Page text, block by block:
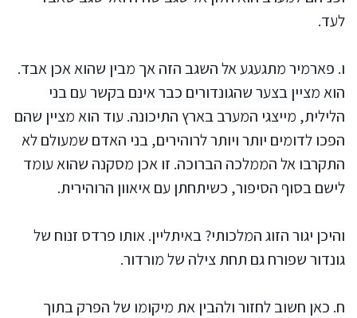
לעד.
ו. פארמיר מתגעגע אל השגב הזה אך מבין שהוא אכן אבד.
הוא מציין בצער שהגונדורים כבר אינם בקשר עם בני
הלילית, מייצגי המערב בארץ התיכונה. עוד הוא מציין שהם
הפכו לדומים יותר ויותר לרוהירים, בני האדם שמעולם לא
התקרבו אל הממלכה הברוכה. זו אכן מסקנה שהוא עומד
לישם בסוף הסיפור, כשיתחתן עם איאוון הרוהירית.
והיכן יגור הזוג המלכותי? באיתליין. אותו פרדס זנוח של
גונדור שפורח גם תחת צילה של מורדור.
ח. כאן חשוב לחזור ולהבין את מיקומו של הפרק בתוך